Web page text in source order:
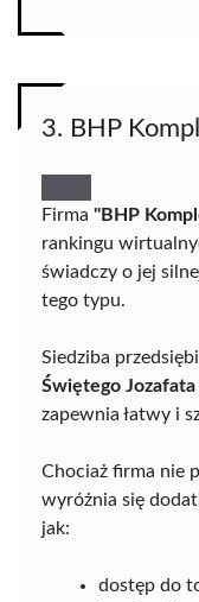
3. BHP
Firma "BHP
rankingu
świadczy o jej
tego typu.
Siedziba
Świętego Jozafata
zapewnia łatwy i
Chociaż firma nie
wyróżnia się
jak:
dostęp do